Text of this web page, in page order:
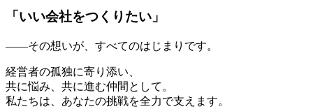
「いい会社をつくりたい」
——その想いが、すべてのはじまりです。
経営者の孤独に寄り添い、
共に悩み、共に進む仲間として。
私たちは、あなたの挑戦を全力で支えます。